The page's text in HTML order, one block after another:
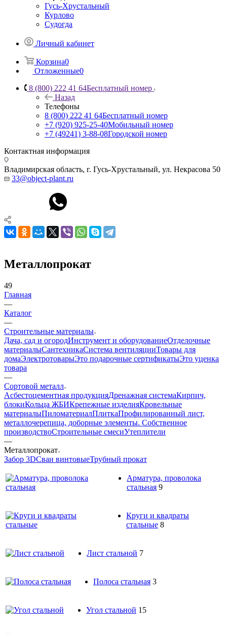
Гусь-Хрустальный
Курлово
Судогда
Личный кабинет
Корзина0
Отложенные0
8 (800) 222 41 64Бесплатный номер
Назад
Телефоны
8 (800) 222 41 64Бесплатный номер
+7 (920) 925-25-40Мобильный номер
+7 (49241) 3-88-08Городской номер
Контактная информация
Владимирская область, г. Гусь-Хрустальный, ул. Некрасова 50
33@object-plant.ru
Металлопрокат
49
Главная
—
Каталог
—
Строительные материалы
Дача, сад и огородИнструмент и оборудованиеОтделочные
материалыСантехникаСистема вентиляцииТовары для
домаЭлектротоварыЭто подарочные сертификатыЭто уценка
товара
—
Сортовой металл
Асбестоцементная продукцияДренажная системаКирпич,
блокиКольца ЖБИКрепежные изделияКровельные
материалыПиломатериалПлиткаПрофилированный лист,
металлочерепица, доборные элементы. Собственное
производствоСтроительные смесиУтеплители
—
Металлопрокат
Забор 3DСваи винтовыеТрубный прокат
Арматура, проволока
стальная 9
Круги и квадраты
стальные 8
Лист стальной 7
Полоса стальная 3
Угол стальной 15